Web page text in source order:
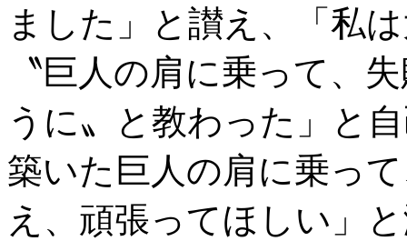
ました」と讃え、「私
〝巨人の肩に乗って、
うに〟と教わった」と
築いた巨人の肩に乗っ
え、頑張ってほしい」